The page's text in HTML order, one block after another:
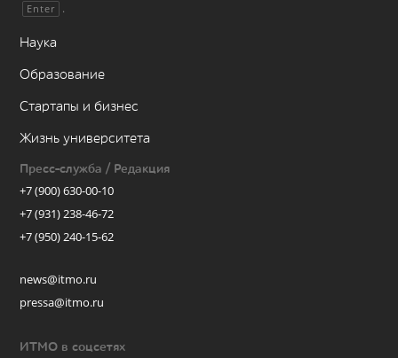
Enter .
Наука
Образование
Стартапы и бизнес
Жизнь университета
Пресс-служба / Редакция
+7 (900) 630-00-10
+7 (931) 238-46-72
+7 (950) 240-15-62
news@itmo.ru
pressa@itmo.ru
ИТМО в соцсетях